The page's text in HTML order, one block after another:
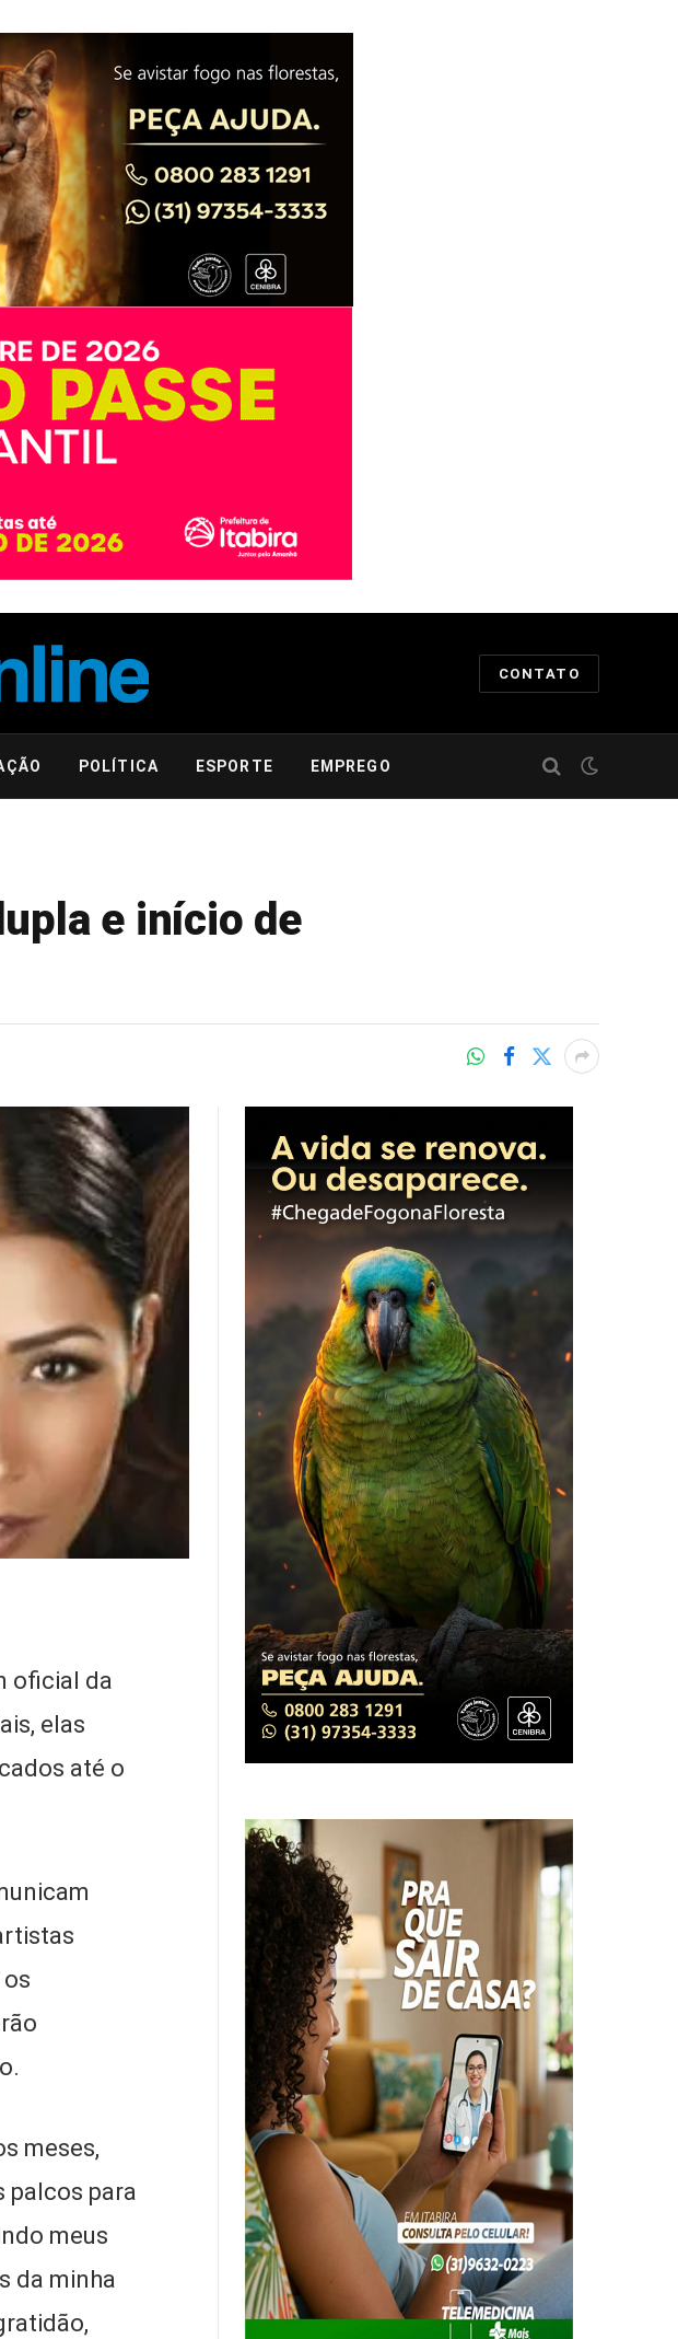
CONTATO
POLÍTICA ESPORTE EMPREGO
e início de
oficial da
elas
até o
meses,
palcos para
meus
da minha